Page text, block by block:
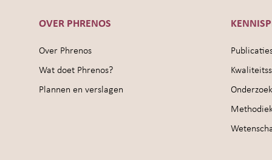
OVER PHRENOS
Over Phrenos
Wat doet Phrenos?
Plannen en verslagen